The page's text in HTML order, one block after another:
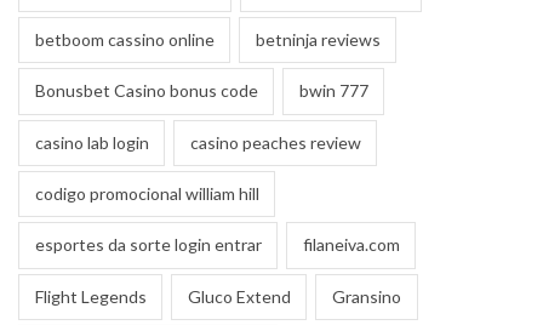
betboom cassino online betninja reviews
Bonusbet Casino bonus code bwin 777
casino lab login casino peaches review
codigo promocional william hill
esportes da sorte login entrar filaneiva.com
Flight Legends Gluco Extend Gransino